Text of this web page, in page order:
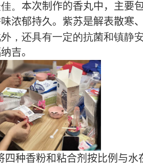
。 本次制作的香丸中，主要
浓郁持久。紫苏是解表散寒
， 还具有一定的抗菌和镇静
吉。
种香粉和粘合剂按比例与